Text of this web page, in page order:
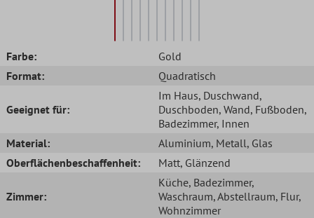
Farbe:
Gold
Format:
Quadratisch
Geeignet für:
Im Haus, Duschwand,
Duschboden, Wand, Fußboden,
Badezimmer, Innen
Material:
Aluminium, Metall, Glas
Oberflächenbeschaffenheit:
Matt, Glänzend
Zimmer:
Küche, Badezimmer,
Waschraum, Abstellraum, Flur,
Wohnzimmer